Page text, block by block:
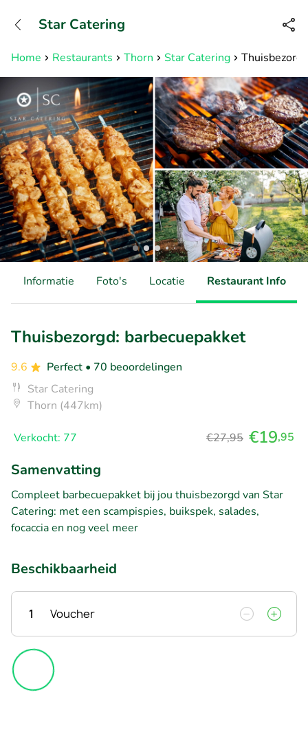
Bereikbaar tot 23:00 uur
Home Restaurants Thorn Star Catering
Star Catering
Informatie Foto's Locatie Restaurant Info
Thuisbezorgd: barbecuepakket
9.6 Perfect • 70 beoordelingen
Star Catering
Thorn (447km)
Verkocht: 77 €27,95 €19,95
Samenvatting
Compleet barbecuepakket bij jou thuisbezorgd van Star
Catering: met een scampispies, buikspek, salades,
focaccia en nog veel meer
Beschikbaarheid
1 Voucher